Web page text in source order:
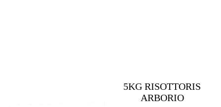
5KG RISOTTORIS
ARBORIO